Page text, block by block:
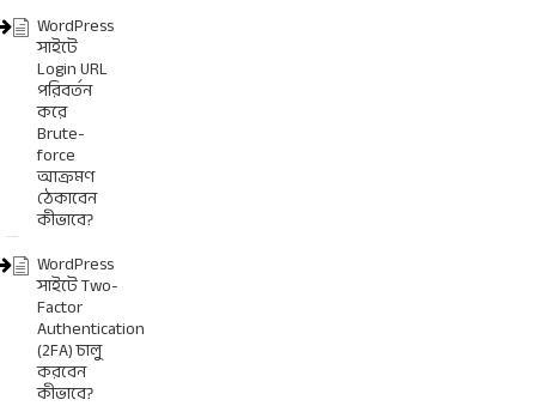
WordPress
সাইটে
Login URL
পরিবর্তন
করে
Brute-
force
আক্রমণ
ঠেকাবেন
কীভাবে?
WordPress
সাইটে Two-
Factor
Authentication
(2FA) চালু
করবেন
কীভাবে?